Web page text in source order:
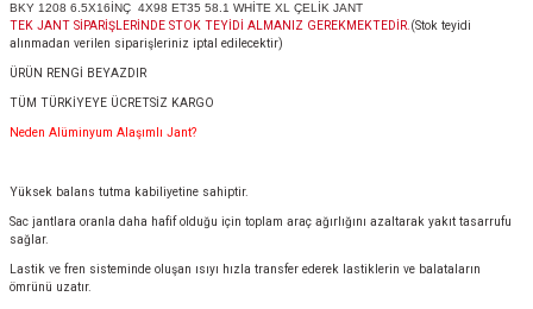
Jant
BKY 1208 6.5X16İNÇ 4X98 ET35 58.1 WHİTE XL ÇELİK JANT
TEK JANT SİPARİŞLERİNDE STOK TEYİDİ ALMANIZ GEREKMEKTEDİR. (Stok teyidi
alınmadan verilen siparişleriniz iptal edilecektir)
ÜRÜN RENGİ BEYAZDIR
TÜM TÜRKİYEYE ÜCRETSİZ KARGO
Neden Alüminyum Alaşımlı Jant?
Yüksek balans tutma kabiliyetine sahiptir.
Sac jantlara oranla daha hafif olduğu için toplam araç ağırlığını azaltarak yakıt tasarrufu
sağlar.
Lastik ve fren sisteminde oluşan ısıyı hızla transfer ederek lastiklerin ve balataların
ömrünü uzatır.